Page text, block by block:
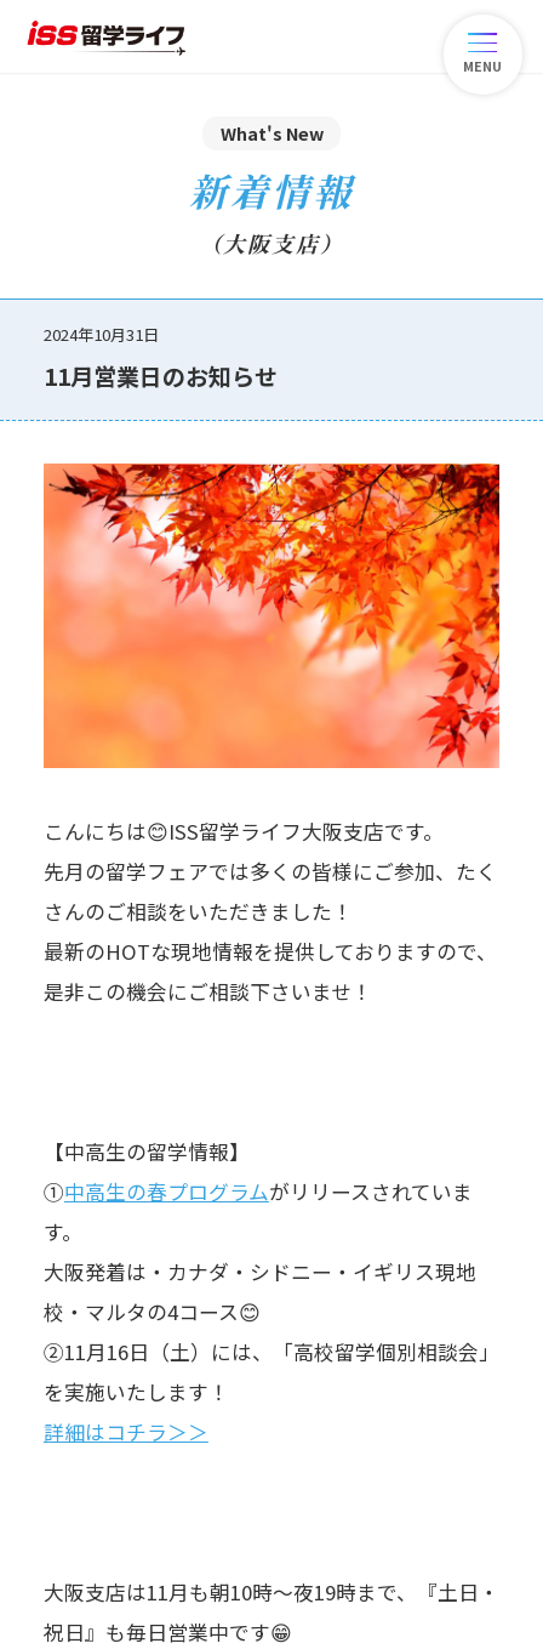
MENU
What's New
新着情報
（大阪支店）
2024年10月31日
11月営業日のお知らせ
こんにちは😊ISS留学ライフ大阪支店です。
先月の留学フェアでは多くの皆様にご参加、たく
さんのご相談をいただきました！
最新のHOTな現地情報を提供しておりますので、
是非この機会にご相談下さいませ！
【中高生の留学情報】
①中高生の春プログラムがリリースされていま
す。
大阪発着は・カナダ・シドニー・イギリス現地
校・マルタの4コース😊
②11月16日（土）には、「高校留学個別相談会」
を実施いたします！
詳細はコチラ＞＞
大阪支店は11月も朝10時～夜19時まで、『土日・
祝日』も毎日営業中です😁